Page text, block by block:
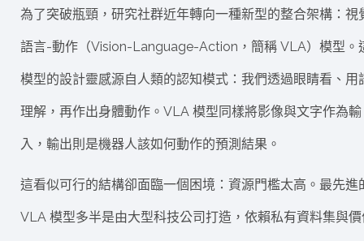
為了突破瓶頸，研究社群近年轉向一種新型的整合架構：視
語言-動作（Vision-Language-Action，簡稱 VLA）模型。
模型的設計靈感源自人類的認知模式：我們透過眼睛看、用
理解，再作出身體動作。VLA 模型同樣將影像與文字作為輸
入，輸出則是機器人該如何動作的預測結果。
這看似可行的結構卻面臨一個困境：資源門檻太高。最先進
VLA 模型多半是由大型科技公司打造，依賴私有資料集與